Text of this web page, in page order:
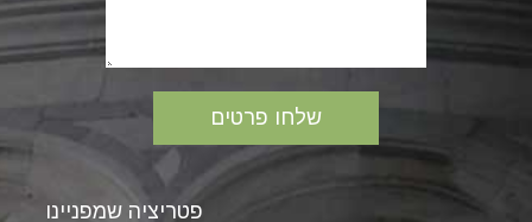
פטריציה שמפניינו